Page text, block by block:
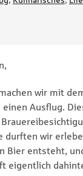
wir mit
einen Ausflug.
durften wir
Bier entsteht,
eigentlich